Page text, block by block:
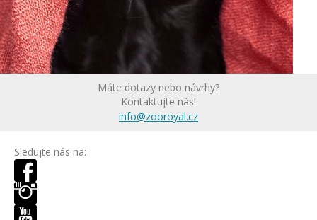
Máte dotazy nebo návrhy?
Kontaktujte nás!
info@zooroyal.cz
Sledujte nás na: